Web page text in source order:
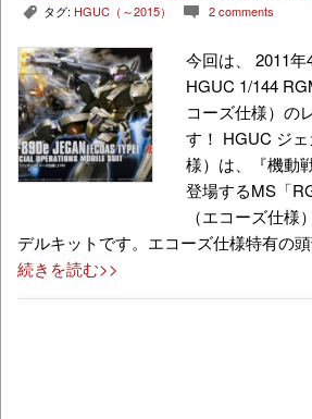
, タグ: HGUC（～2015） c 2 comments
今回は、 2011
HGUC 1/144
コーズ仕様）の
す！ HGUC ジ
様）は、『機動
登場するMS「
（エコーズ仕様
デルキットです。エコーズ仕様特有の
続きを読む>>